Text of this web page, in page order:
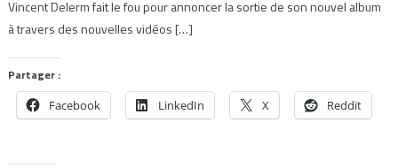
Vincent Delerm fait le fou pour annoncer la sortie de son nouvel album
à travers des nouvelles vidéos […]
Partager :
Facebook LinkedIn X Reddit